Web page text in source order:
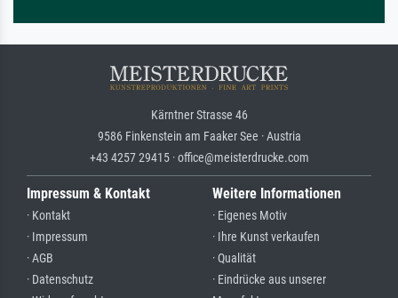
Kärntner Strasse 46
9586 Finkenstein am Faaker See · Austria
+43 4257 29415 · office@meisterdrucke.com
Impressum & Kontakt
· Kontakt
· Impressum
· AGB
· Datenschutz
Weitere Informationen
· Eigenes Motiv
· Ihre Kunst verkaufen
· Qualität
· Eindrücke aus unserer